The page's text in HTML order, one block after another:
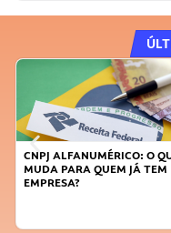
DICAS PARA OBTER